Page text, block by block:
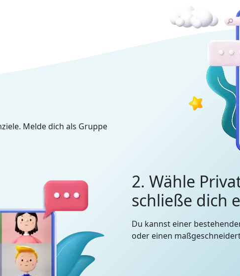
Melde dich als Gruppe
2. Wähle
schließe dich
Du kannst einer
oder einen